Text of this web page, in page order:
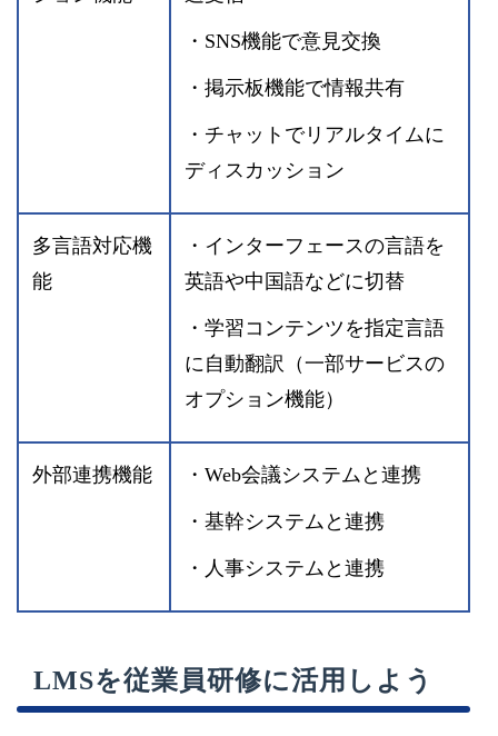
・SNS機能で意見交換
・掲示板機能で情報共有
・チャットでリアルタイムに
ディスカッション
多言語対応機
能
・インターフェースの言語を
英語や中国語などに切替
・学習コンテンツを指定言語
に自動翻訳（一部サービスの
オプション機能）
外部連携機能 ・Web会議システムと連携
・基幹システムと連携
・人事システムと連携
LMSを従業員研修に活用しよう